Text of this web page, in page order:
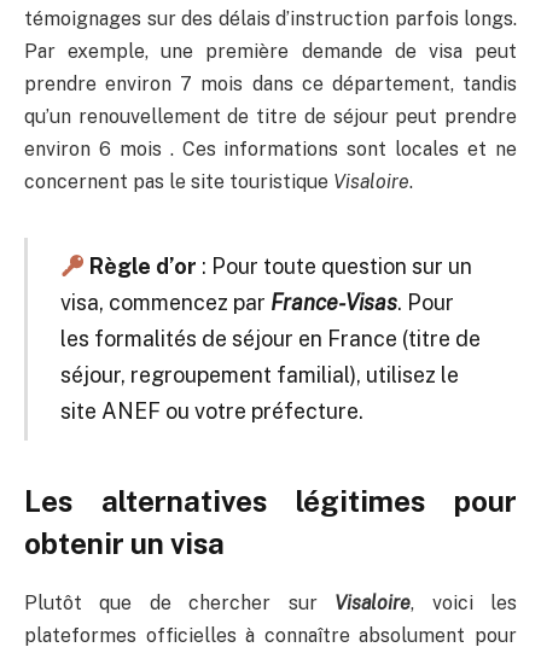
témoignages sur des délais d’instruction parfois longs.
Par exemple, une première demande de visa peut
prendre environ 7 mois dans ce département, tandis
qu’un renouvellement de titre de séjour peut prendre
environ 6 mois . Ces informations sont locales et ne
concernent pas le site touristique Visaloire.
Règle d’or : Pour toute question sur un
visa, commencez par France-Visas. Pour
les formalités de séjour en France (titre de
séjour, regroupement familial), utilisez le
site ANEF ou votre préfecture.
Les alternatives légitimes pour
obtenir un visa
Plutôt que de chercher sur Visaloire, voici les
plateformes officielles à connaître absolument pour